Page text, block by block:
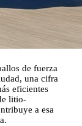
de fuerza
una cifra
eficientes
litio-
a esa